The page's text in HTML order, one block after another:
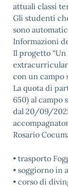
attuali classi
Gli studenti
sono
Informazioni
Il progetto
con un campo
La quota di
650) al campo
dal 20/09/
Rosario
• trasporto
• soggiorno in
• corso di